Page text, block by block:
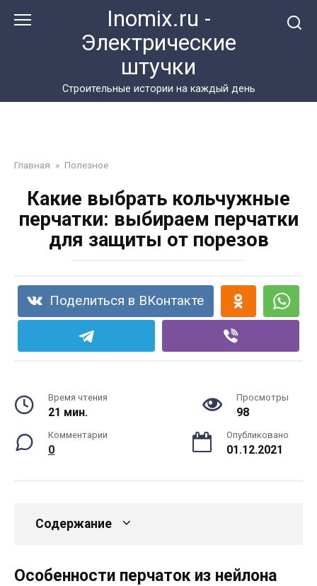
Inomix.ru -
Электрические
штучки
Cтроительные истории на каждый день
Главная » Полезное
Какие выбрать кольчужные
перчатки: выбираем перчатки
для защиты от порезов
Поделиться в ВКонтакте
Время чтения
21 мин.
Просмотры
98
Комментарии
0
Опубликовано
01.12.2021
Содержание
Особенности перчаток из нейлона